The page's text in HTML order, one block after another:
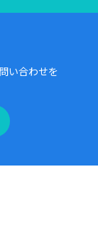
い合わせを